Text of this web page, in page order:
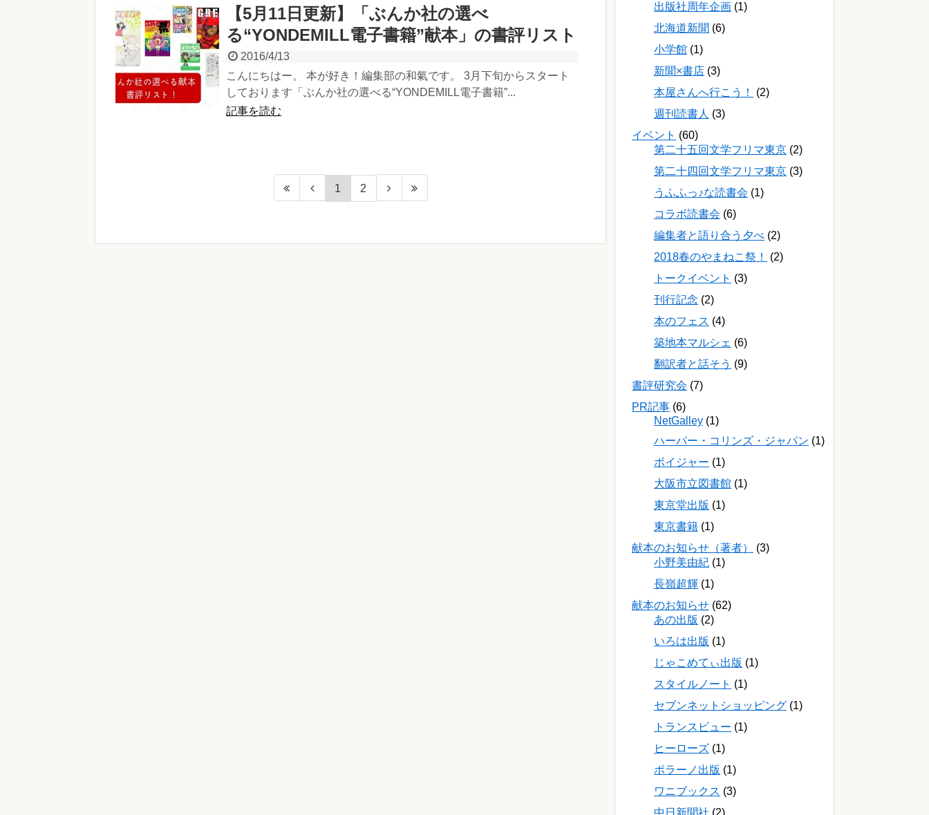
【5月11日更新】「ぶんか社の選べ
る“YONDEMILL電子書籍”献本」の書評リスト
2016/4/13
こんにちはー。 本が好き！編集部の和氣です。 3月下旬からスタート
しております「ぶんか社の選べる“YONDEMILL電子書籍”...
記事を読む
1 2
出版社周年企画 (1)
北海道新聞 (6)
小学館 (1)
新聞×書店 (3)
本屋さんへ行こう！
(2)
週刊読書人 (3)
イベント (60)
第二十五回文学フリマ東京 (2)
第二十四回文学フリマ東京 (3)
うふふっ♪な読書会 (1)
コラボ読書会 (6)
編集者と語り合う夕べ (2)
2018春のやまねこ祭！
(2)
トークイベント (3)
刊行記念 (2)
本のフェス (4)
築地本マルシェ (6)
翻訳者と話そう (9)
書評研究会 (7)
PR記事 (6)
NetGalley (1)
ハーパー・コリンズ・ジャパン (1)
ボイジャー (1)
大阪市立図書館 (1)
東京堂出版 (1)
東京書籍 (1)
献本のお知らせ（著者）
(3)
小野美由紀 (1)
長嶺超輝 (1)
献本のお知らせ (62)
あの出版 (2)
いろは出版 (1)
じゃこめてぃ出版 (1)
スタイルノート (1)
セブンネットショッピング (1)
トランスビュー (1)
ヒーローズ (1)
ポラーノ出版 (1)
ワニブックス (3)